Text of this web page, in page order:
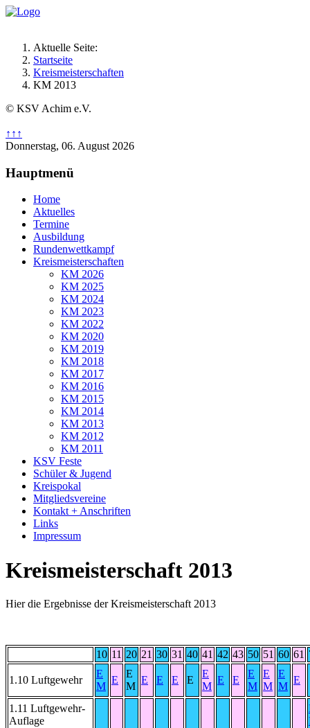
Aktuelle Seite:
Startseite
Kreismeisterschaften
KM 2013
© KSV Achim e.V.
↑↑↑
Donnerstag, 06. August 2026
Hauptmenü
Home
Aktuelles
Termine
Ausbildung
Rundenwettkampf
Kreismeisterschaften
KM 2026
KM 2025
KM 2024
KM 2023
KM 2022
KM 2020
KM 2019
KM 2018
KM 2017
KM 2016
KM 2015
KM 2014
KM 2013
KM 2012
KM 2011
KSV Feste
Schüler & Jugend
Kreispokal
Mitgliedsvereine
Kontakt + Anschriften
Links
Impressum
Kreismeisterschaft 2013
Hier die Ergebnisse der Kreismeisterschaft 2013
10 11 20 21 30 31 40 41 42 43 50 51 60 61
1.10 Luftgewehr
E
M
E
E
M
E E E E
E
M
E E
E
M
E
M
E
M
E
1.11 Luftgewehr-
Auflage